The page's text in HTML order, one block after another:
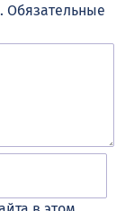
Обязательные